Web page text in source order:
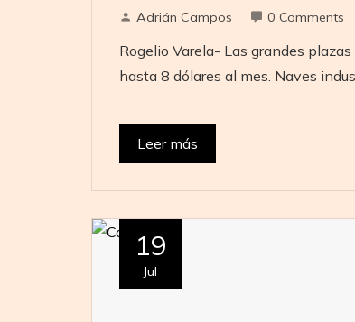
Adrián Campos 0 Comments
Rogelio Varela- Las grandes
hasta 8 dólares al mes. Naves
Leer más
19
Jul